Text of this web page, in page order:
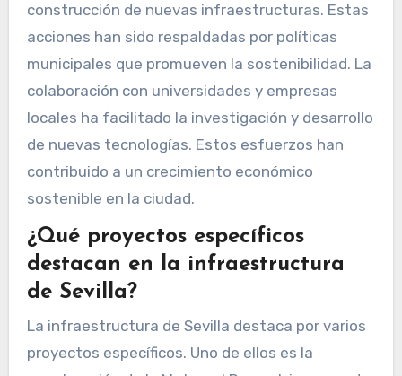
construcción de nuevas infraestructuras. Estas
acciones han sido respaldadas por políticas
municipales que promueven la sostenibilidad. La
colaboración con universidades y empresas
locales ha facilitado la investigación y desarrollo
de nuevas tecnologías. Estos esfuerzos han
contribuido a un crecimiento económico
sostenible en la ciudad.
¿Qué proyectos específicos
destacan en la infraestructura
de Sevilla?
La infraestructura de Sevilla destaca por varios
proyectos específicos. Uno de ellos es la